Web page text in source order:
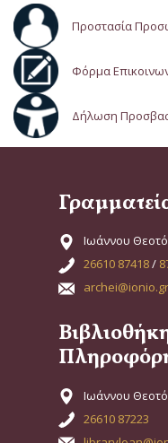
Προστασία
Φόρμα
Δήλωση
Ιωάννου
26610 87418/
archei@ionio.gr
Ιωάννου
26610 87223